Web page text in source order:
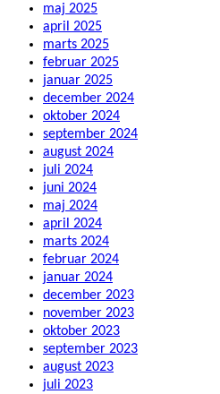
maj 2025
april 2025
marts 2025
februar 2025
januar 2025
december 2024
oktober 2024
september 2024
august 2024
juli 2024
juni 2024
maj 2024
april 2024
marts 2024
februar 2024
januar 2024
december 2023
november 2023
oktober 2023
september 2023
august 2023
juli 2023